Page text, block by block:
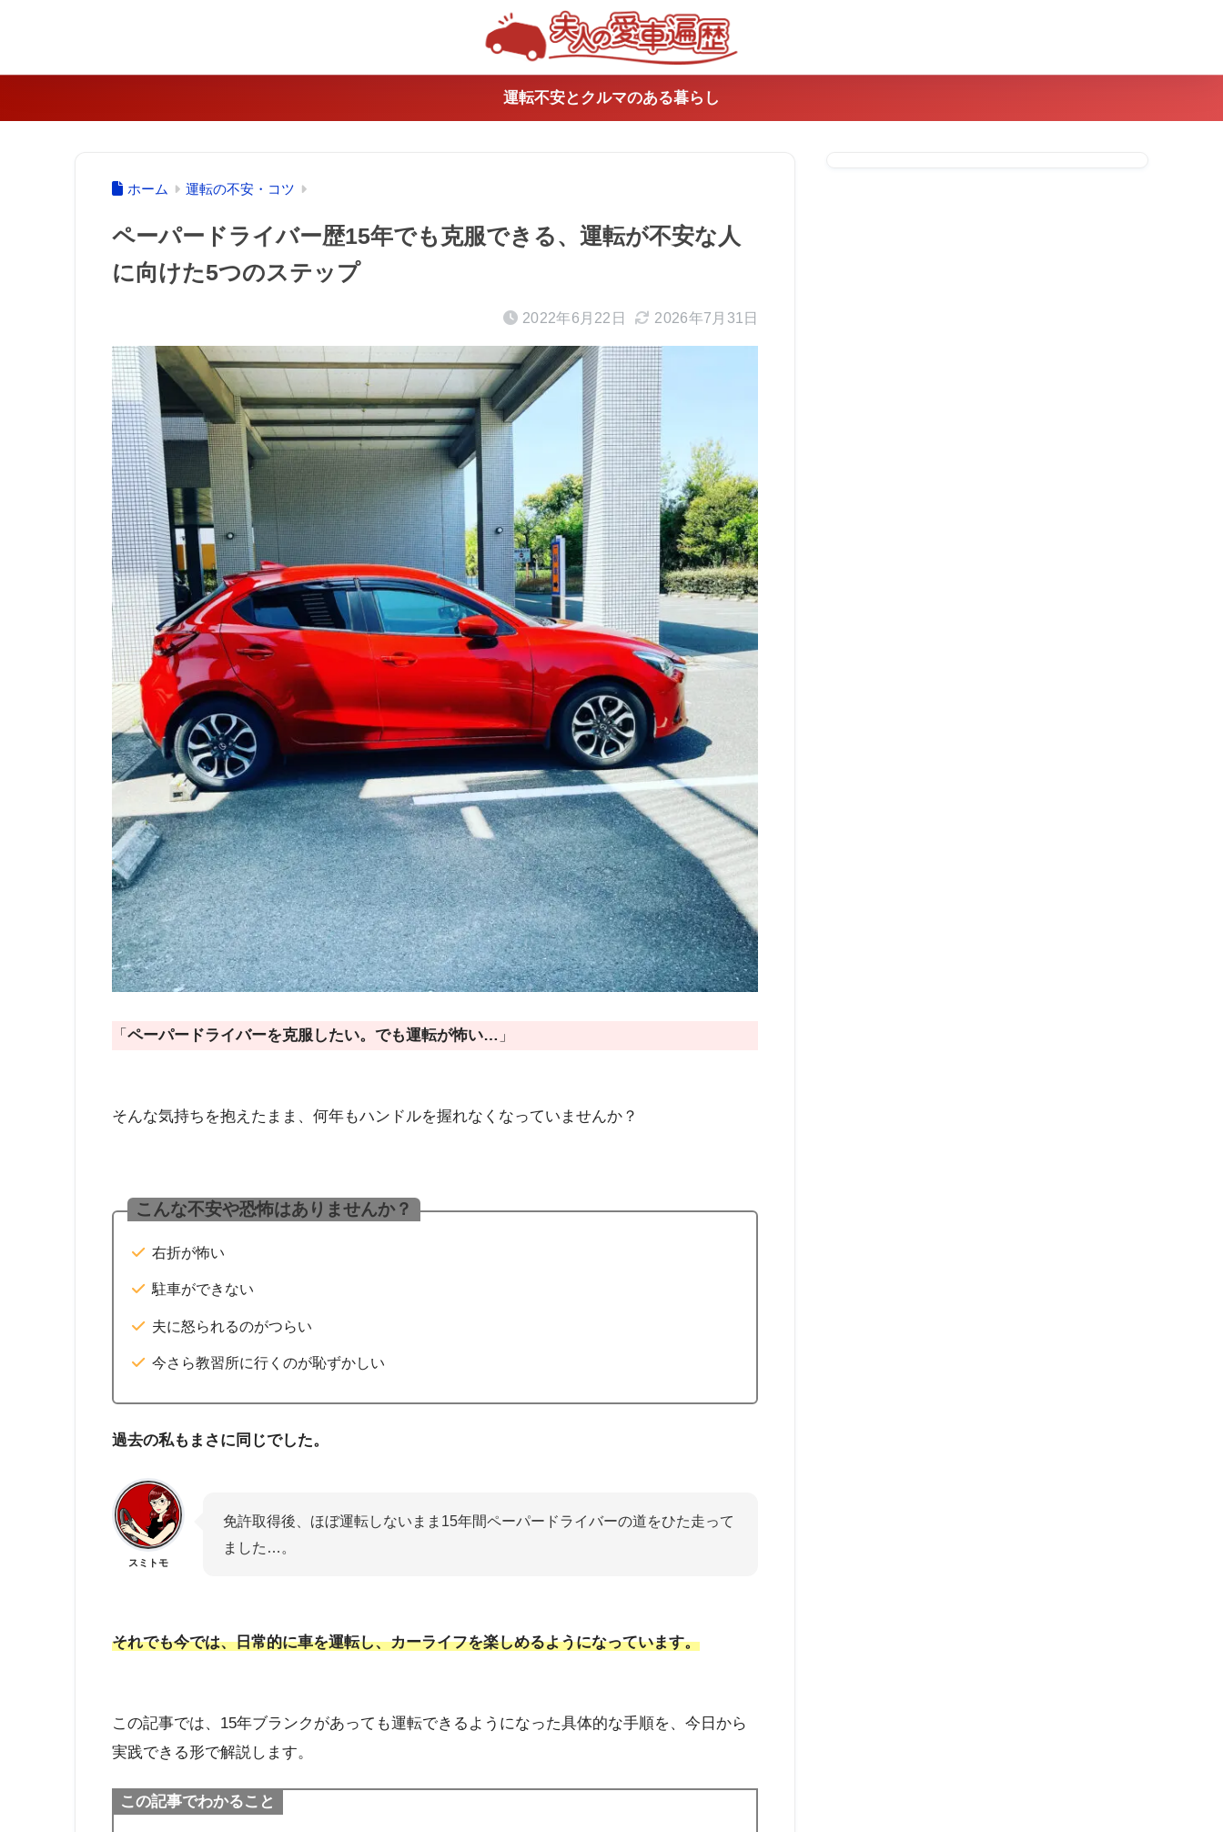
運転不安とクルマのある暮らし
ホーム 運転の不安・コツ
ペーパードライバー歴15年でも克服できる、運転が不安な人
に向けた5つのステップ
2022年6月22日 2026年7月31日
「 ペーパードライバーを克服したい。でも運転が怖い… 」
そんな気持ちを抱えたまま、何年もハンドルを握れなくなっていませんか？
こんな不安や恐怖はありませんか？
右折が怖い
駐車ができない
夫に怒られるのがつらい
今さら教習所に行くのが恥ずかしい
過去の私もまさに同じでした。
スミトモ
免許取得後、ほぼ運転しないまま15年間ペーパードライバーの道をひた走って
ました…。
それでも今では、日常的に車を運転し、カーライフを楽しめるようになっています。
この記事では、15年ブランクがあっても運転できるようになった具体的な手順を、今日から
実践できる形で解説します。
この記事でわかること